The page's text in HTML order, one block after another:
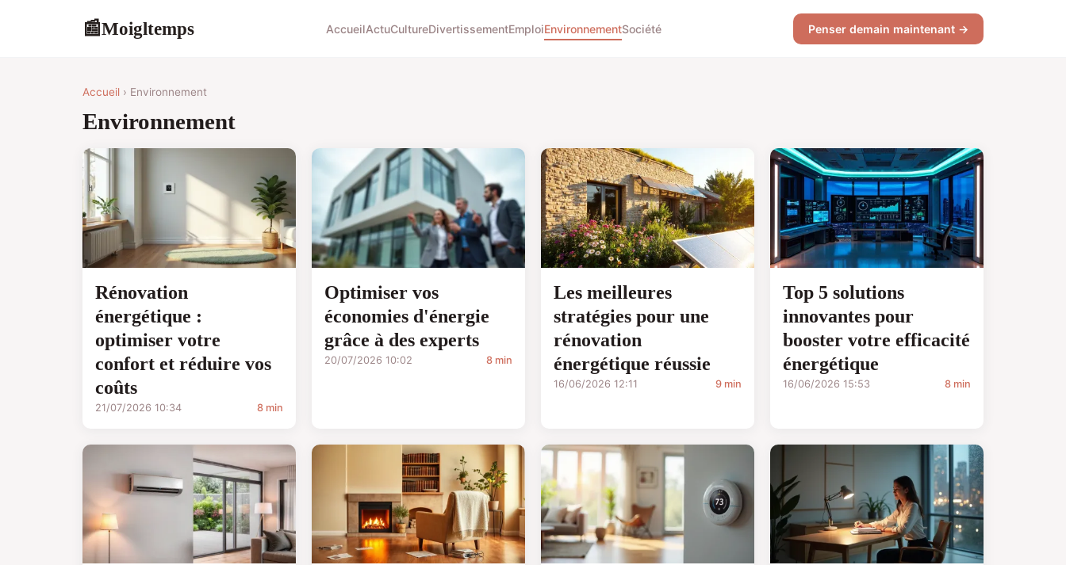
📰Moigltemps AccueilActuCultureDivertissementEmploiEnvironnementSociété Penser demain maintenant →
Accueil › Environnement
Environnement
Rénovation
énergétique :
optimiser votre
confort et réduire vos
coûts
21/07/2026 10:34 8 min
Optimiser vos
économies d'énergie
grâce à des experts
20/07/2026 10:02 8 min
Les meilleures
stratégies pour une
rénovation
énergétique réussie
16/06/2026 12:11 9 min
Top 5 solutions
innovantes pour
booster votre efficacité
énergétique
16/06/2026 15:53 8 min